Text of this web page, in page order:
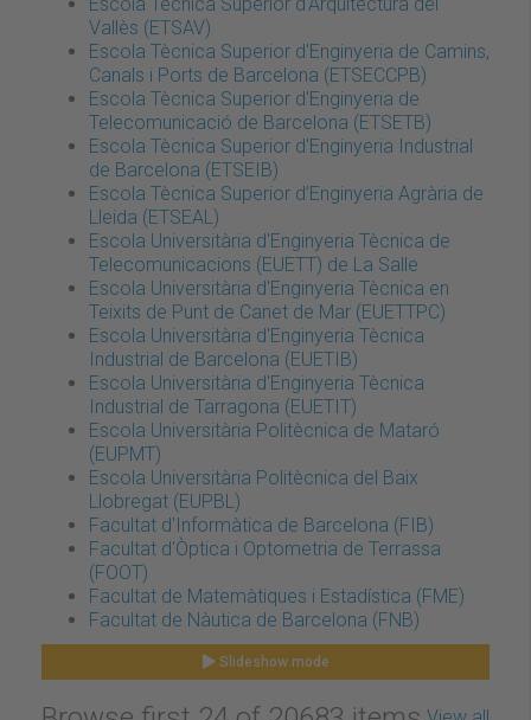
Vallès (ETSAV)
Escola Tècnica Superior d'Enginyeria de Camins,
Canals i Ports de Barcelona (ETSECCPB)
Escola Tècnica Superior d'Enginyeria de
Telecomunicació de Barcelona (ETSETB)
Escola Tècnica Superior d'Enginyeria Industrial
de Barcelona (ETSEIB)
Escola Tècnica Superior d’Enginyeria Agrària de
Lleida (ETSEAL)
Escola Universitària d'Enginyeria Tècnica de
Telecomunicacions (EUETT) de La Salle
Escola Universitària d'Enginyeria Tècnica en
Teixits de Punt de Canet de Mar (EUETTPC)
Escola Universitària d'Enginyeria Tècnica
Industrial de Barcelona (EUETIB)
Escola Universitària d'Enginyeria Tècnica
Industrial de Tarragona (EUETIT)
Escola Universitària Politècnica de Mataró
(EUPMT)
Escola Universitària Politècnica del Baix
Llobregat (EUPBL)
Facultat d'Informàtica de Barcelona (FIB)
Facultat d'Òptica i Optometria de Terrassa
(FOOT)
Facultat de Matemàtiques i Estadística (FME)
Facultat de Nàutica de Barcelona (FNB)
Slideshow mode